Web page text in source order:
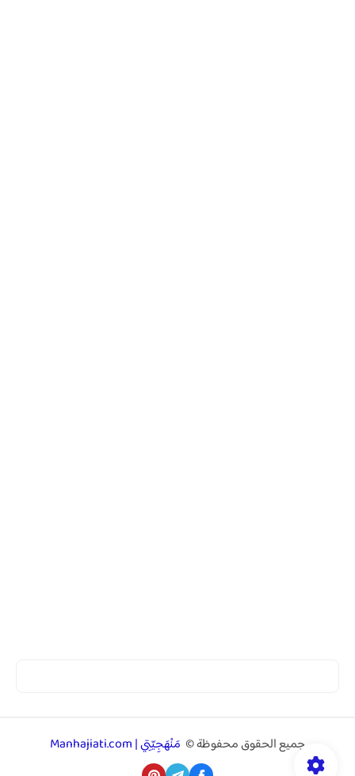
جميع الحقوق محفوظة © مَنْهَجِيّتِي | Manhajiati.com